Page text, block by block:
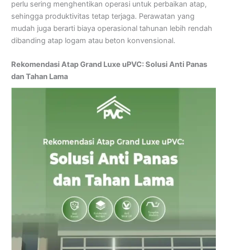
perlu sering menghentikan operasi untuk perbaikan atap,
sehingga produktivitas tetap terjaga. Perawatan yang
mudah juga berarti biaya operasional tahunan lebih rendah
dibanding atap logam atau beton konvensional.
Rekomendasi Atap Grand Luxe uPVC: Solusi Anti Panas
dan Tahan Lama